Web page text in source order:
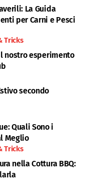
La Guida
per Carni e Pesci
Tricks
nostro esperimento
secondo
Quali Sono i
Meglio
Tricks
nella Cottura BBQ: